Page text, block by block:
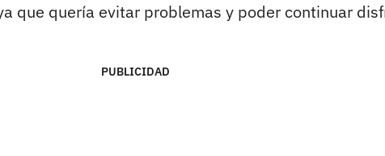
que quería evitar problemas y poder continuar
PUBLICIDAD